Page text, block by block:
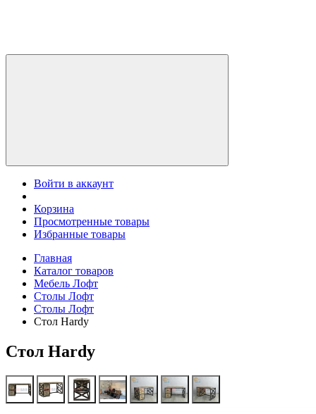
Войти в аккаунт
Корзина
Просмотренные товары
Избранные товары
Главная
Каталог товаров
Мебель Лофт
Столы Лофт
Столы Лофт
Стол Hardy
Стол Hardy